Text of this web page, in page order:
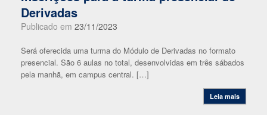
Derivadas
Publicado em 23/11/2023
Será oferecida uma turma do Módulo de Derivadas no formato
presencial. São 6 aulas no total, desenvolvidas em três sábados
pela manhã, em campus central. […]
Leia mais